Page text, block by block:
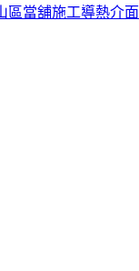
區當舖施工導熱介